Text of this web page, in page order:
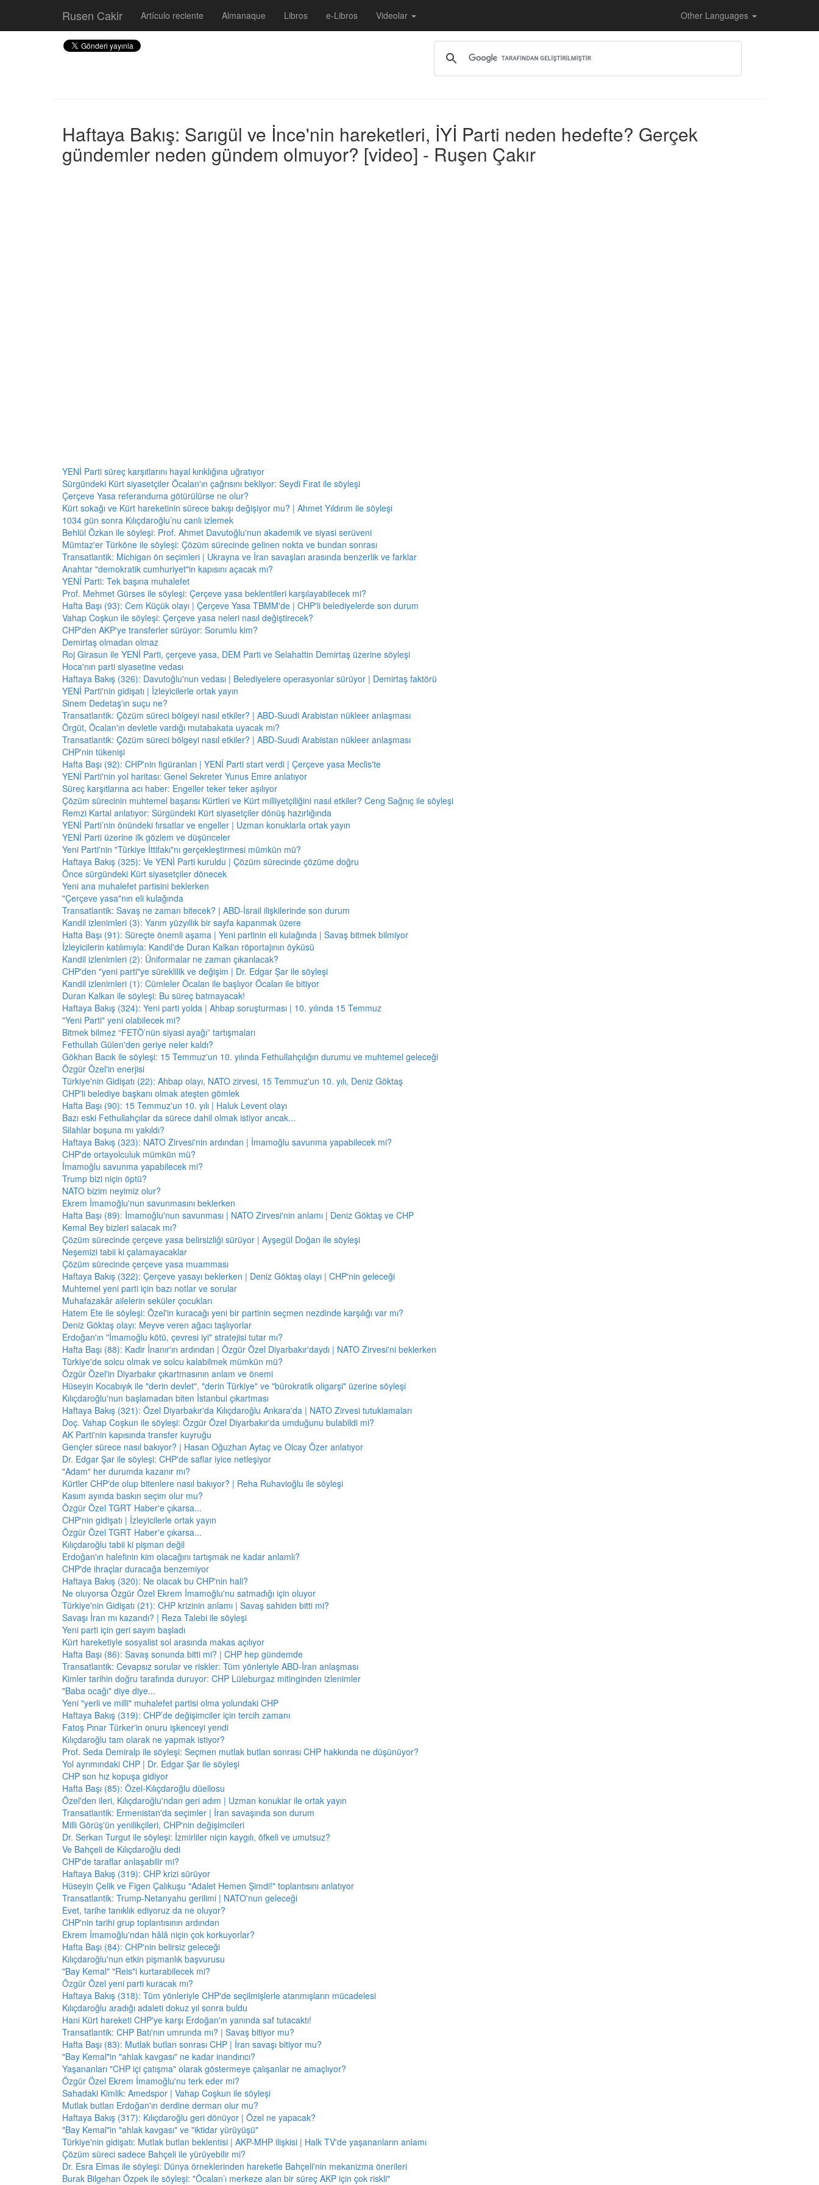
Rusen Cakir Artículo reciente Almanaque Libros e-Libros Videolar Other Languages
Haftaya Bakış: Sarıgül ve İnce'nin hareketleri, İYİ Parti neden hedefte? Gerçek
gündemler neden gündem olmuyor? [video] - Ruşen Çakır
YENİ Parti süreç karşıtlarını hayal kırıklığına uğratıyor
Sürgündeki Kürt siyasetçiler Öcalan'ın çağrısını bekliyor: Seydi Fırat ile söyleşi
Çerçeve Yasa referanduma götürülürse ne olur?
Kürt sokağı ve Kürt hareketinin sürece bakışı değişiyor mu? | Ahmet Yıldırım ile söyleşi
1034 gün sonra Kılıçdaroğlu’nu canlı izlemek
Behlül Özkan ile söyleşi: Prof. Ahmet Davutoğlu'nun akademik ve siyasi serüveni
Mümtaz'er Türköne ile söyleşi: Çözüm sürecinde gelinen nokta ve bundan sonrası
Transatlantik: Michigan ön seçimleri | Ukrayna ve İran savaşları arasında benzerlik ve farklar
Anahtar "demokratik cumhuriyet"in kapısını açacak mı?
YENİ Parti: Tek başına muhalefet
Prof. Mehmet Gürses ile söyleşi: Çerçeve yasa beklentileri karşılayabilecek mi?
Hafta Başı (93): Cem Küçük olayı | Çerçeve Yasa TBMM'de | CHP'li belediyelerde son durum
Vahap Coşkun ile söyleşi: Çerçeve yasa neleri nasıl değiştirecek?
CHP'den AKP'ye transferler sürüyor: Sorumlu kim?
Demirtaş olmadan olmaz
Roj Girasun ile YENİ Parti, çerçeve yasa, DEM Parti ve Selahattin Demirtaş üzerine söyleşi
Hoca'nın parti siyasetine vedası
Haftaya Bakış (326): Davutoğlu'nun vedası | Belediyelere operasyonlar sürüyor | Demirtaş faktörü
YENİ Parti'nin gidişatı | İzleyicilerle ortak yayın
Sinem Dedetaş'ın suçu ne?
Transatlantik: Çözüm süreci bölgeyi nasıl etkiler? | ABD-Suudi Arabistan nükleer anlaşması
Örgüt, Öcalan'ın devletle vardığı mutabakata uyacak mı?
Transatlantik: Çözüm süreci bölgeyi nasıl etkiler? | ABD-Suudi Arabistan nükleer anlaşması
CHP'nin tükenişi
Hafta Başı (92): CHP'nin figüranları | YENİ Parti start verdi | Çerçeve yasa Meclis'te
YENİ Parti'nin yol haritası: Genel Sekreter Yunus Emre anlatıyor
Süreç karşıtlarına acı haber: Engeller teker teker aşılıyor
Çözüm sürecinin muhtemel başarısı Kürtleri ve Kürt milliyetçiliğini nasıl etkiler? Ceng Sağnıç ile söyleşi
Remzi Kartal anlatıyor: Sürgündeki Kürt siyasetçiler dönüş hazırlığında
YENİ Parti’nin önündeki fırsatlar ve engeller | Uzman konuklarla ortak yayın
YENİ Parti üzerine ilk gözlem ve düşünceler
Yeni Parti'nin "Türkiye İttifakı"nı gerçekleştirmesi mümkün mü?
Haftaya Bakış (325): Ve YENİ Parti kuruldu | Çözüm sürecinde çözüme doğru
Önce sürgündeki Kürt siyasetçiler dönecek
Yeni ana muhalefet partisini beklerken
"Çerçeve yasa"nın eli kulağında
Transatlantik: Savaş ne zaman bitecek? | ABD-İsrail ilişkilerinde son durum
Kandil izlenimleri (3): Yarım yüzyıllık bir sayfa kapanmak üzere
Hafta Başı (91): Süreçte önemli aşama | Yeni partinin eli kulağında | Savaş bitmek bilmiyor
İzleyicilerin katılımıyla: Kandil'de Duran Kalkan röportajının öyküsü
Kandil izlenimleri (2): Üniformalar ne zaman çıkarılacak?
CHP'den "yeni parti"ye süreklilik ve değişim | Dr. Edgar Şar ile söyleşi
Kandil izlenimleri (1): Cümleler Öcalan ile başlıyor Öcalan ile bitiyor
Duran Kalkan ile söyleşi: Bu süreç batmayacak!
Haftaya Bakış (324): Yeni parti yolda | Ahbap soruşturması | 10. yılında 15 Temmuz
"Yeni Parti" yeni olabilecek mi?
Bitmek bilmez “FETÖ’nün siyasi ayağı” tartışmaları
Fethullah Gülen'den geriye neler kaldı?
Gökhan Bacık ile söyleşi: 15 Temmuz'un 10. yılında Fethullahçılığın durumu ve muhtemel geleceği
Özgür Özel'in enerjisi
Türkiye'nin Gidişatı (22): Ahbap olayı, NATO zirvesi, 15 Temmuz'un 10. yılı, Deniz Göktaş
CHP'li belediye başkanı olmak ateşten gömlek
Hafta Başı (90): 15 Temmuz'un 10. yılı | Haluk Levent olayı
Bazı eski Fethullahçılar da sürece dahil olmak istiyor ancak...
Silahlar boşuna mı yakıldı?
Haftaya Bakış (323): NATO Zirvesi'nin ardından | İmamoğlu savunma yapabilecek mi?
CHP'de ortayolculuk mümkün mü?
İmamoğlu savunma yapabilecek mi?
Trump bizi niçin öptü?
NATO bizim neyimiz olur?
Ekrem İmamoğlu'nun savunmasını beklerken
Hafta Başı (89): İmamoğlu'nun savunması | NATO Zirvesi'nin anlamı | Deniz Göktaş ve CHP
Kemal Bey bizleri salacak mı?
Çözüm sürecinde çerçeve yasa belirsizliği sürüyor | Ayşegül Doğan ile söyleşi
Neşemizi tabii ki çalamayacaklar
Çözüm sürecinde çerçeve yasa muamması
Haftaya Bakış (322): Çerçeve yasayı beklerken | Deniz Göktaş olayı | CHP'nin geleceği
Muhtemel yeni parti için bazı notlar ve sorular
Muhafazakâr ailelerin seküler çocukları
Hatem Ete ile söyleşi: Özel'in kuracağı yeni bir partinin seçmen nezdinde karşılığı var mı?
Deniz Göktaş olayı: Meyve veren ağacı taşlıyorlar
Erdoğan'ın "İmamoğlu kötü, çevresi iyi" stratejisi tutar mı?
Hafta Başı (88): Kadir İnanır'ın ardından | Özgür Özel Diyarbakır'daydı | NATO Zirvesi'ni beklerken
Türkiye'de solcu olmak ve solcu kalabilmek mümkün mü?
Özgür Özel'in Diyarbakır çıkartmasının anlam ve önemi
Hüseyin Kocabıyık ile "derin devlet", "derin Türkiye" ve "bürokratik oligarşi" üzerine söyleşi
Kılıçdaroğlu'nun başlamadan biten İstanbul çıkartması
Haftaya Bakış (321): Özel Diyarbakır'da Kılıçdaroğlu Ankara'da | NATO Zirvesi tutuklamaları
Doç. Vahap Coşkun ile söyleşi: Özgür Özel Diyarbakır'da umduğunu bulabildi mi?
AK Parti'nin kapısında transfer kuyruğu
Gençler sürece nasıl bakıyor? | Hasan Oğuzhan Aytaç ve Olcay Özer anlatıyor
Dr. Edgar Şar ile söyleşi: CHP'de saflar iyice netleşiyor
"Adam" her durumda kazanır mı?
Kürtler CHP'de olup bitenlere nasıl bakıyor? | Reha Ruhavioğlu ile söyleşi
Kasım ayında baskın seçim olur mu?
Özgür Özel TGRT Haber'e çıkarsa...
CHP'nin gidişatı | İzleyicilerle ortak yayın
Özgür Özel TGRT Haber'e çıkarsa...
Kılıçdaroğlu tabii ki pişman değil
Erdoğan'ın halefinin kim olacağını tartışmak ne kadar anlamlı?
CHP'de ihraçlar duracağa benzemiyor
Haftaya Bakış (320): Ne olacak bu CHP'nin hali?
Ne oluyorsa Özgür Özel Ekrem İmamoğlu'nu satmadığı için oluyor
Türkiye'nin Gidişatı (21): CHP krizinin anlamı | Savaş sahiden bitti mi?
Savaşı İran mı kazandı? | Reza Talebi ile söyleşi
Yeni parti için geri sayım başladı
Kürt hareketiyle sosyalist sol arasında makas açılıyor
Hafta Başı (86): Savaş sonunda bitti mi? | CHP hep gündemde
Transatlantik: Cevapsız sorular ve riskler: Tüm yönleriyle ABD-İran anlaşması
Kimler tarihin doğru tarafında duruyor: CHP Lüleburgaz mitinginden izlenimler
"Baba ocağı" diye diye...
Yeni "yerli ve milli" muhalefet partisi olma yolundaki CHP
Haftaya Bakış (319): CHP’de değişimciler için tercih zamanı
Fatoş Pınar Türker'in onuru işkenceyi yendi
Kılıçdaroğlu tam olarak ne yapmak istiyor?
Prof. Seda Demiralp ile söyleşi: Seçmen mutlak butlan sonrası CHP hakkında ne düşünüyor?
Yol ayrımındaki CHP | Dr. Edgar Şar ile söyleşi
CHP son hız kopuşa gidiyor
Hafta Başı (85): Özel-Kılıçdaroğlu düellosu
Özel'den ileri, Kılıçdaroğlu'ndan geri adım | Uzman konuklar ile ortak yayın
Transatlantik: Ermenistan'da seçimler | İran savaşında son durum
Milli Görüş'ün yenilikçileri, CHP'nin değişimcileri
Dr. Serkan Turgut ile söyleşi: İzmirliler niçin kaygılı, öfkeli ve umutsuz?
Ve Bahçeli de Kılıçdaroğlu dedi
CHP'de taraflar anlaşabilir mi?
Haftaya Bakış (319): CHP krizi sürüyor
Hüseyin Çelik ve Figen Çalıkuşu "Adalet Hemen Şimdi!" toplantısını anlatıyor
Transatlantik: Trump-Netanyahu gerilimi | NATO'nun geleceği
Evet, tarihe tanıklık ediyoruz da ne oluyor?
CHP'nin tarihi grup toplantısının ardından
Ekrem İmamoğlu'ndan hâlâ niçin çok korkuyorlar?
Hafta Başı (84): CHP'nin belirsiz geleceği
Kılıçdaroğlu'nun etkin pişmanlık başvurusu
"Bay Kemal" "Reis"i kurtarabilecek mi?
Özgür Özel yeni parti kuracak mı?
Haftaya Bakış (318): Tüm yönleriyle CHP'de seçilmişlerle atanmışların mücadelesi
Kılıçdaroğlu aradığı adaleti dokuz yıl sonra buldu
Hani Kürt hareketi CHP'ye karşı Erdoğan'ın yanında saf tutacaktı!
Transatlantik: CHP Batı'nın umrunda mı? | Savaş bitiyor mu?
Hafta Başı (83): Mutlak butlan sonrası CHP | İran savaşı bitiyor mu?
"Bay Kemal"in "ahlak kavgası" ne kadar inandırıcı?
Yaşananları "CHP içi çatışma" olarak göstermeye çalışanlar ne amaçlıyor?
Özgür Özel Ekrem İmamoğlu'nu terk eder mi?
Sahadaki Kimlik: Amedspor | Vahap Coşkun ile söyleşi
Mutlak butlan Erdoğan'ın derdine derman olur mu?
Haftaya Bakış (317): Kılıçdaroğlu geri dönüyor | Özel ne yapacak?
"Bay Kemal"in "ahlak kavgası" ve "iktidar yürüyüşü"
Türkiye'nin gidişatı: Mutlak butlan beklentisi | AKP-MHP ilişkisi | Halk TV'de yaşananların anlamı
Çözüm süreci sadece Bahçeli ile yürüyebilir mi?
Dr. Esra Elmas ile söyleşi: Dünya örneklerinden hareketle Bahçeli'nin mekanizma önerileri
Burak Bilgehan Özpek ile söyleşi: "Öcalan’ı merkeze alan bir süreç AKP için çok riskli"